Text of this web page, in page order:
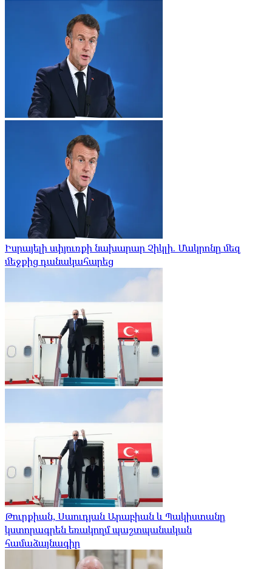
Իսրայելի սփյուռքի նախարար Չիկլի. Մակրոնը մեզ
մեջքից դանակահարեց
Թուրքիան, Սաուդյան Արաբիան և Պակիստանը
կստորագրեն եռակողմ պաշտպանական
համաձայնագիր